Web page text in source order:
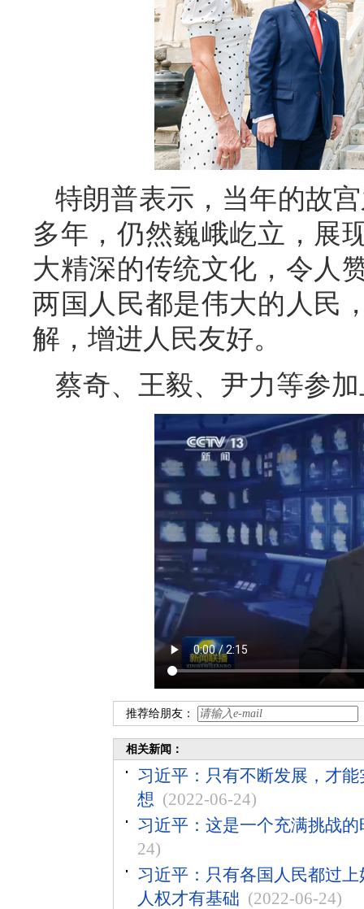
特朗普表示，当年的故
多年，仍然巍峨屹立，展
大精深的传统文化，令人
两国人民都是伟大的人民
解，增进人民友好。
蔡奇、王毅、尹力等参
推荐给朋友：
相关新闻：
习近平：只有不断发展，才
想 (2022-06-24)
习近平：这是一个充满挑战
24)
习近平：只有各国人民都过
人权才有基础 (2022-06-24)